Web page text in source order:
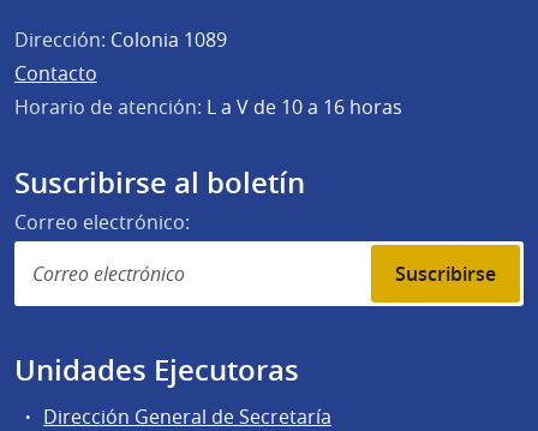
Dirección: Colonia 1089
Contacto
Horario de atención: L a V de 10 a 16 horas
Suscribirse al boletín
Correo electrónico:
Suscribirse
Unidades Ejecutoras
Dirección General de Secretaría